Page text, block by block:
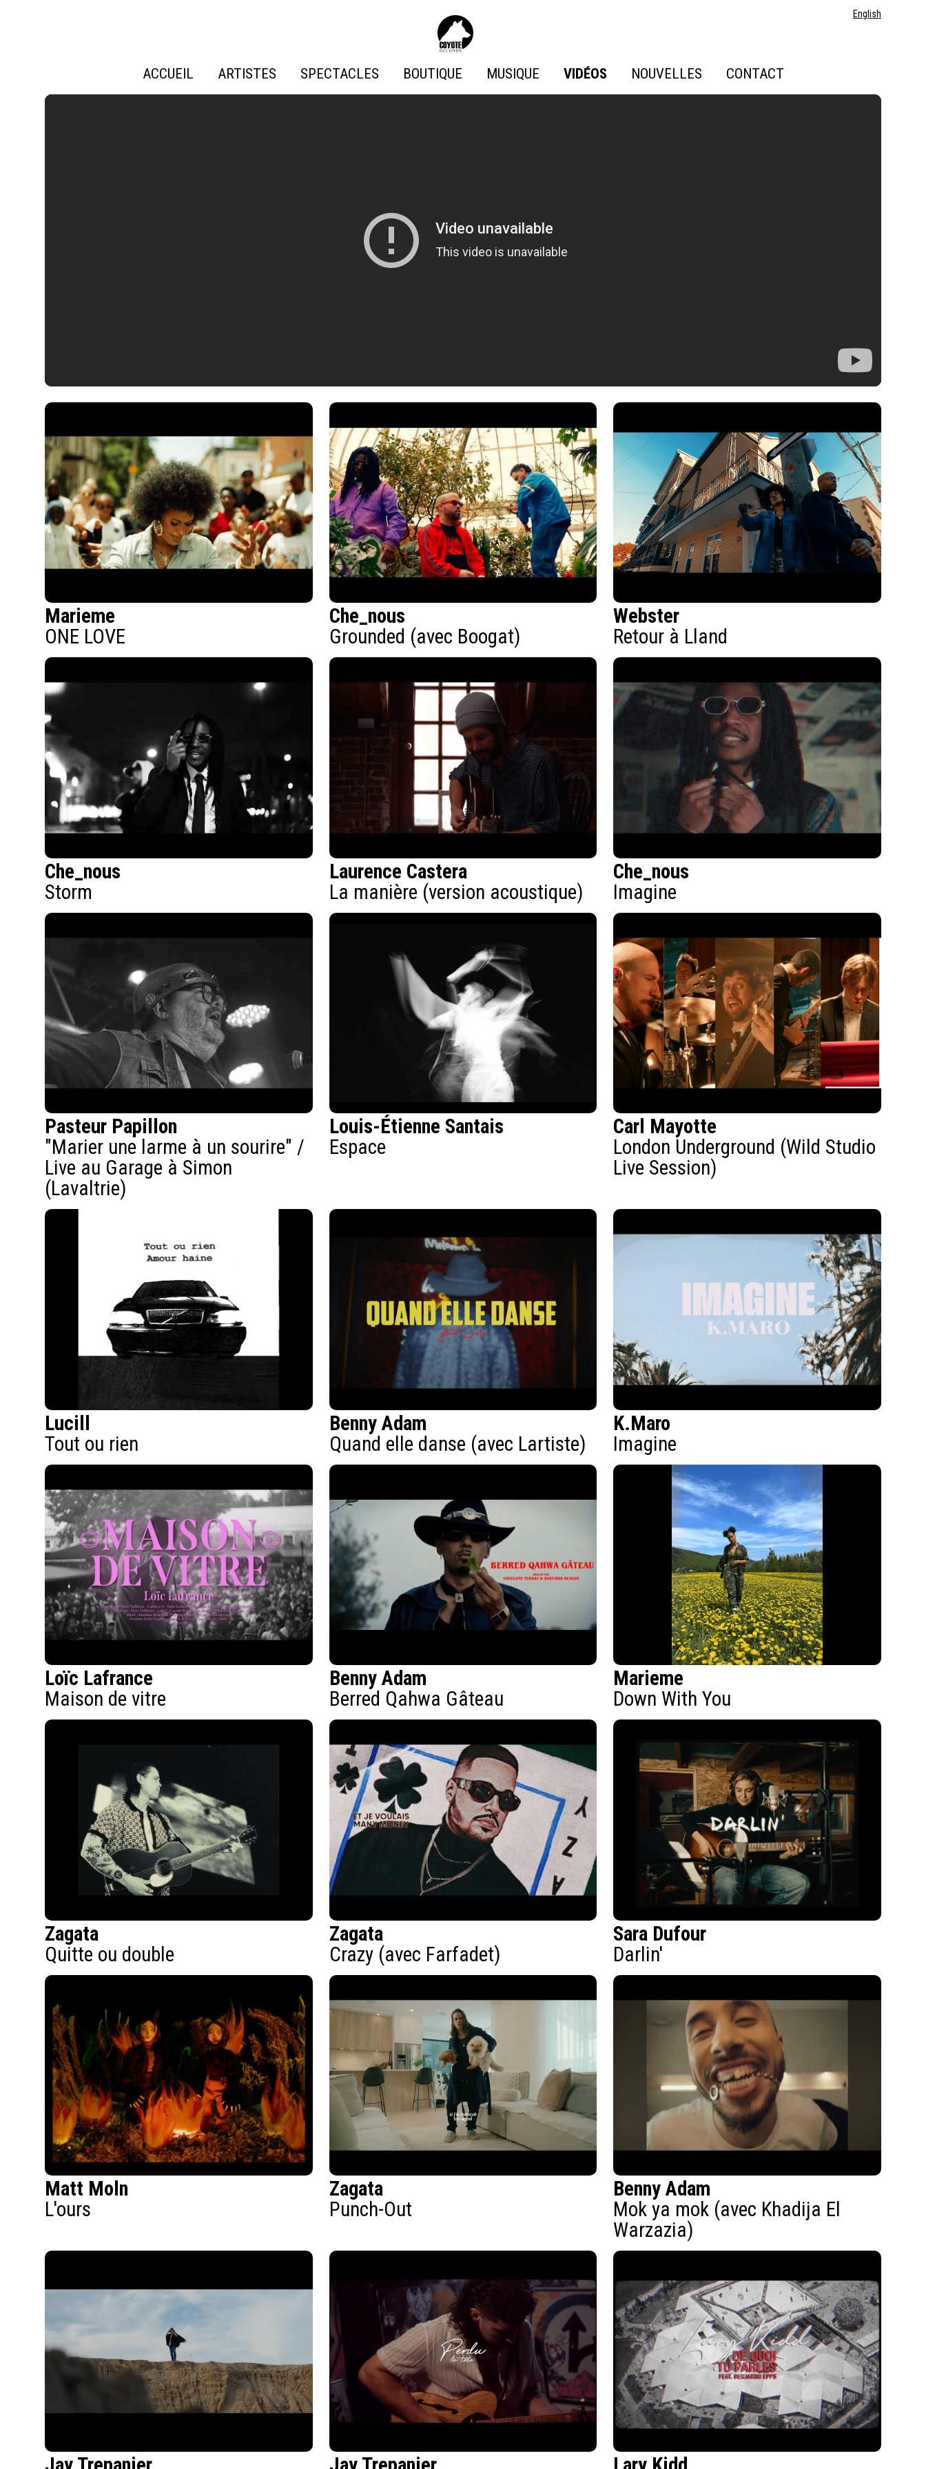
Records
ACCUEIL ARTISTES SPECTACLES BOUTIQUE MUSIQUE VIDÉOS NOUVELLES CONTACT
English
Marieme
ONE LOVE
Che_nous
Grounded (avec Boogat)
Webster
Retour à Lland
Che_nous
Storm
Laurence Castera
La manière (version acoustique)
Che_nous
Imagine
Pasteur Papillon
"Marier une larme à un sourire" /
Live au Garage à Simon
(Lavaltrie)
Louis-Étienne Santais
Espace
Carl Mayotte
London Underground (Wild Studio
Live Session)
Lucill
Tout ou rien
Benny Adam
Quand elle danse (avec Lartiste)
K.Maro
Imagine
Loïc Lafrance
Maison de vitre
Benny Adam
Berred Qahwa Gâteau
Marieme
Down With You
Zagata
Quitte ou double
Zagata
Crazy (avec Farfadet)
Sara Dufour
Darlin'
Matt Moln
L'ours
Zagata
Punch-Out
Benny Adam
Mok ya mok (avec Khadija El
Warzazia)